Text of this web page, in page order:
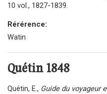
10 vol., 1827-1839.
Rérérence:
Watin
Quétin1848
Quétin, E., Guide du voyageur